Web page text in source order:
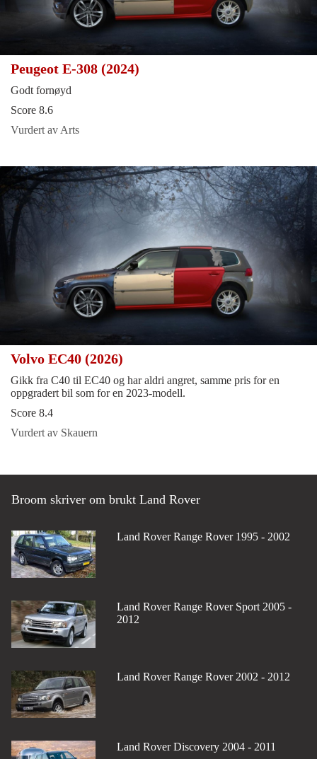
Peugeot E-308 (2024)
Godt fornøyd
Score 8.6
Vurdert av Arts
Volvo EC40 (2026)
Gikk fra C40 til EC40 og har aldri angret, samme pris for en
oppgradert bil som for en 2023-modell.
Score 8.4
Vurdert av Skauern
Broom skriver om brukt Land Rover
Land Rover Range Rover 1995 - 2002
Land Rover Range Rover Sport 2005 -
2012
Land Rover Range Rover 2002 - 2012
Land Rover Discovery 2004 - 2011